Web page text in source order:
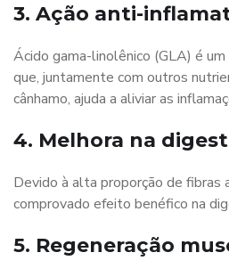
3. Ação anti-
Ácido gama-linolênico (GLA) é
que, juntamente com outros
cânhamo, ajuda a aliviar as
4. Melhora na
Devido à alta proporção de fibras
comprovado efeito benéfico na
5. Regeneração